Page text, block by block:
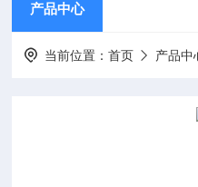
产品中心
当前位置：首页 产品中